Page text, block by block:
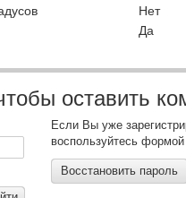
Нет
Да
оставить
Если Вы уже
воспользуйтесь
Восстановить пароль